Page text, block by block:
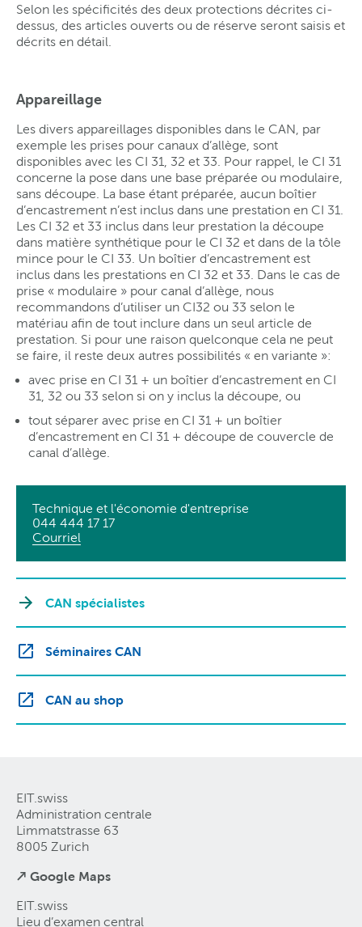
Selon les spécificités des deux protections décrites ci-
dessus, des articles ouverts ou de réserve seront saisis et
décrits en détail.
Appareillage
Les divers appareillages disponibles dans le CAN, par
exemple les prises pour canaux d’allège, sont
disponibles avec les CI 31, 32 et 33. Pour rappel, le CI 31
concerne la pose dans une base préparée ou modulaire,
sans découpe. La base étant préparée, aucun boîtier
d’encastrement n’est inclus dans une prestation en CI 31.
Les CI 32 et 33 inclus dans leur prestation la découpe
dans matière synthétique pour le CI 32 et dans de la tôle
mince pour le CI 33. Un boîtier d’encastrement est
inclus dans les prestations en CI 32 et 33. Dans le cas de
prise « modulaire » pour canal d’allège, nous
recommandons d’utiliser un CI32 ou 33 selon le
matériau afin de tout inclure dans un seul article de
prestation. Si pour une raison quelconque cela ne peut
se faire, il reste deux autres possibilités « en variante »:
avec prise en CI 31 + un boîtier d’encastrement en CI
31, 32 ou 33 selon si on y inclus la découpe, ou
tout séparer avec prise en CI 31 + un boîtier
d’encastrement en CI 31 + découpe de couvercle de
canal d’allège.
Technique et l'économie d'entreprise
044 444 17 17
Courriel
CAN spécialistes
Séminaires CAN
CAN au shop
EIT.swiss
Administration centrale
Limmatstrasse 63
8005 Zurich
↗ Google Maps
EIT.swiss
Lieu d’examen central